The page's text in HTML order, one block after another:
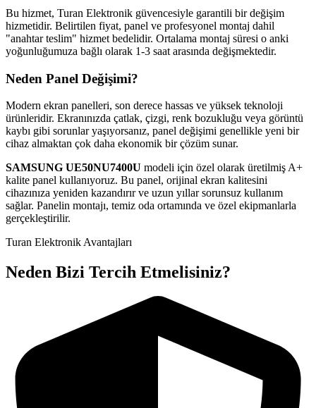
Bu hizmet, Turan Elektronik güvencesiyle garantili bir değişim
hizmetidir. Belirtilen fiyat, panel ve profesyonel montaj dahil
"anahtar teslim" hizmet bedelidir. Ortalama montaj süresi o anki
yoğunluğumuza bağlı olarak 1-3 saat arasında değişmektedir.
Neden Panel Değişimi?
Modern ekran panelleri, son derece hassas ve yüksek teknoloji
ürünleridir. Ekranınızda çatlak, çizgi, renk bozukluğu veya görüntü
kaybı gibi sorunlar yaşıyorsanız, panel değişimi genellikle yeni bir
cihaz almaktan çok daha ekonomik bir çözüm sunar.
SAMSUNG UE50NU7400U modeli için özel olarak üretilmiş A+
kalite panel kullanıyoruz. Bu panel, orijinal ekran kalitesini
cihazınıza yeniden kazandırır ve uzun yıllar sorunsuz kullanım
sağlar. Panelin montajı, temiz oda ortamında ve özel ekipmanlarla
gerçekleştirilir.
Turan Elektronik Avantajları
Neden Bizi Tercih Etmelisiniz?